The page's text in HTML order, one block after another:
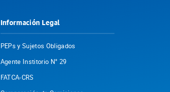
Información Legal
PEPs y Sujetos Obligados
Agente Institorio N° 29
FATCA-CRS